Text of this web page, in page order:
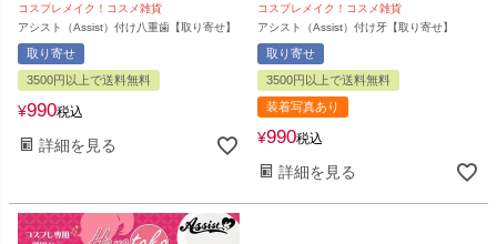
コスプレメイク！コスメ雑貨
アシスト（Assist）付け八重歯【取り寄せ】
取り寄せ
3500円以上で送料無料
¥990税込
詳細を見る
コスプレメイク！コスメ雑貨
アシスト（Assist）付け牙【取り寄せ】
取り寄せ
3500円以上で送料無料
装着写真あり
¥990税込
詳細を見る